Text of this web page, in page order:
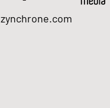
zynchrone.com